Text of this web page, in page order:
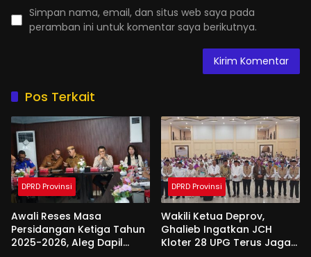
Simpan nama, email, dan situs web saya pada
peramban ini untuk komentar saya berikutnya.
Pos Terkait
DPRD Provinsi
Awali Reses Masa
Persidangan Ketiga Tahun
2025-2026, Aleg Dapil
DPRD Provinsi
Wakili Ketua Deprov,
Ghalieb Ingatkan JCH
Kloter 28 UPG Terus Jaga